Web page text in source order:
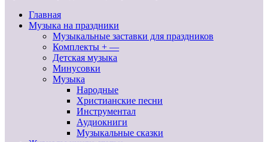
Главная
Музыка на праздники
Музыкальные заставки для праздников
Комплекты + —
Детская музыка
Минусовки
Музыка
Народные
Христианские песни
Инструментал
Аудиокниги
Музыкальные сказки